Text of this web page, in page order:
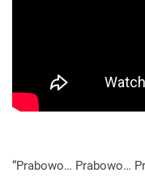
“Prabowo… Prabowo…